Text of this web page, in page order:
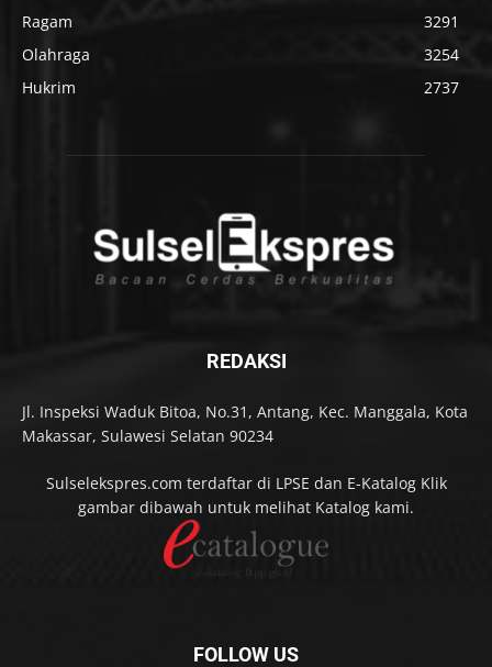
Ragam
3291
Olahraga
3254
Hukrim
2737
REDAKSI
Jl. Inspeksi Waduk Bitoa, No.31, Antang, Kec. Manggala, Kota
Makassar, Sulawesi Selatan 90234
Sulselekspres.com terdaftar di LPSE dan E-Katalog Klik
gambar dibawah untuk melihat Katalog kami.
FOLLOW US